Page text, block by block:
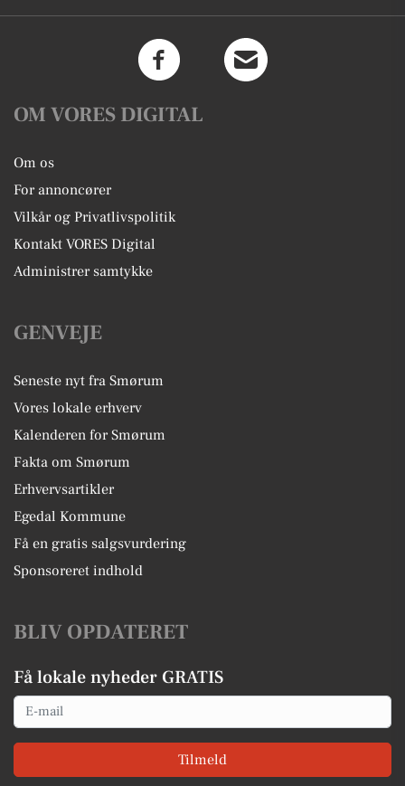
OM VORES DIGITAL
Om os
For annoncører
Vilkår og Privatlivspolitik
Kontakt VORES Digital
Administrer samtykke
GENVEJE
Seneste nyt fra Smørum
Vores lokale erhverv
Kalenderen for Smørum
Fakta om Smørum
Erhvervsartikler
Egedal Kommune
Få en gratis salgsvurdering
Sponsoreret indhold
BLIV OPDATERET
Få lokale nyheder GRATIS
Email
Tilmeld